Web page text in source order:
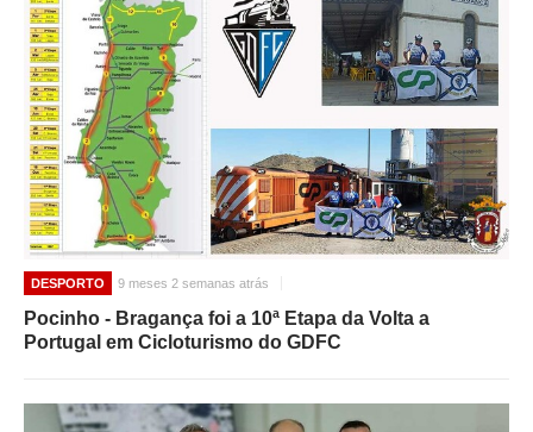
DESPORTO 9 meses 2 semanas atrás
Pocinho - Bragança foi a 10ª Etapa da Volta a
Portugal em Cicloturismo do GDFC